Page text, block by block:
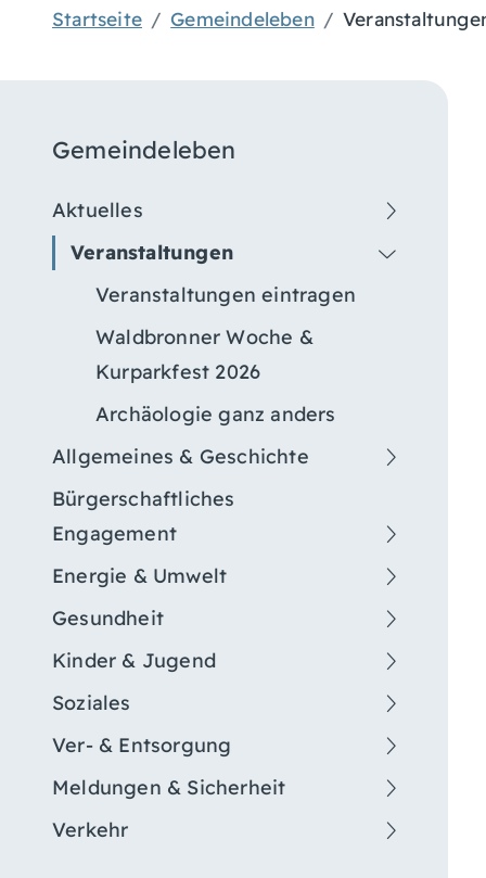
Startseite Gemeindeleben
Gemeindeleben
Aktuelles
Veranstaltungen
Veranstaltungen eintragen
Waldbronner Woche &
Kurparkfest 2026
Archäologie ganz anders
Allgemeines & Geschichte
Bürgerschaftliches
Engagement
Energie & Umwelt
Gesundheit
Kinder & Jugend
Soziales
Ver- & Entsorgung
Meldungen & Sicherheit
Verkehr